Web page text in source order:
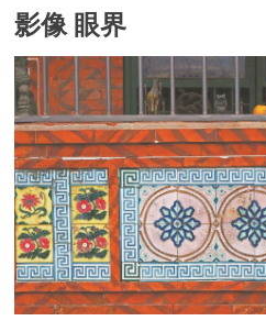
影像 眼界